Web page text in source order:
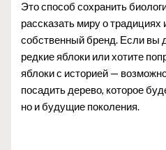
Это способ сохранить
рассказать миру о традициях
собственный бренд. Если вы
редкие яблоки или хотите
яблоки с историей —
посадить дерево, которое
но и будущие поколения.